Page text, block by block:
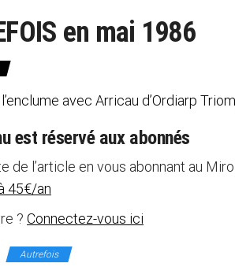
en mai 1986
avec Arricau d’Ordiarp
est réservé aux abonnés
de l’article en vous abonnant au
45€/an
? Connectez-vous ici
Autrefois